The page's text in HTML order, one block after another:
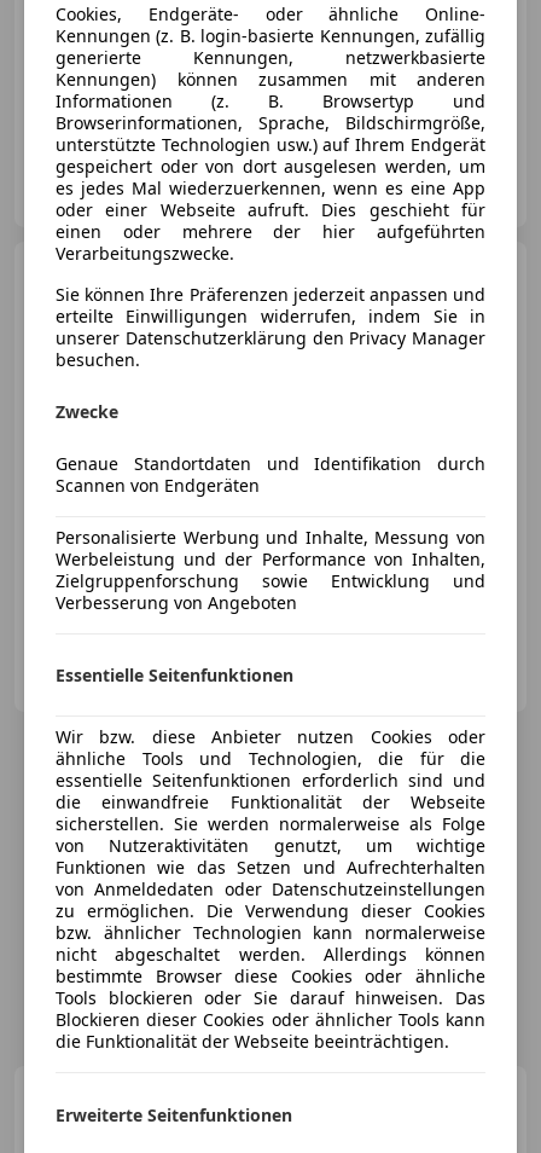
04/2025 23 800 km Diesel
110 kW (150 PS)
AutoHas.
AT-2601 Sollenau
09/2025 14 420 km Benzin
110 kW (150 PS)
AT-3100 St. Pölten
TRONIC PRESTIGE Pickerl NEU
Cookies, Endgeräte- oder ähnliche Online-
Kennungen (z. B. login-basierte Kennungen, zufällig
generierte Kennungen, netzwerkbasierte
Kennungen) können zusammen mit anderen
Informationen (z. B. Browsertyp und
Browserinformationen, Sprache, Bildschirmgröße,
unterstützte Technologien usw.) auf Ihrem Endgerät
gespeichert oder von dort ausgelesen werden, um
es jedes Mal wiederzuerkennen, wenn es eine App
oder einer Webseite aufruft. Dies geschieht für
einen oder mehrere der hier aufgeführten
Verarbeitungszwecke.
Sie können Ihre Präferenzen jederzeit anpassen und
erteilte Einwilligungen widerrufen, indem Sie in
unserer Datenschutzerklärung den Privacy Manager
besuchen.
Zwecke
Genaue Standortdaten und Identifikation durch
Scannen von Endgeräten
Personalisierte Werbung und Inhalte, Messung von
Werbeleistung und der Performance von Inhalten,
Zielgruppenforschung sowie Entwicklung und
Verbesserung von Angeboten
Essentielle Seitenfunktionen
Wir bzw. diese Anbieter nutzen Cookies oder
ähnliche Tools und Technologien, die für die
essentielle Seitenfunktionen erforderlich sind und
die einwandfreie Funktionalität der Webseite
sicherstellen. Sie werden normalerweise als Folge
von Nutzeraktivitäten genutzt, um wichtige
Funktionen wie das Setzen und Aufrechterhalten
von Anmeldedaten oder Datenschutzeinstellungen
zu ermöglichen. Die Verwendung dieser Cookies
bzw. ähnlicher Technologien kann normalerweise
nicht abgeschaltet werden. Allerdings können
bestimmte Browser diese Cookies oder ähnliche
Tools blockieren oder Sie darauf hinweisen. Das
Blockieren dieser Cookies oder ähnlicher Tools kann
die Funktionalität der Webseite beeinträchtigen.
Erweiterte Seitenfunktionen